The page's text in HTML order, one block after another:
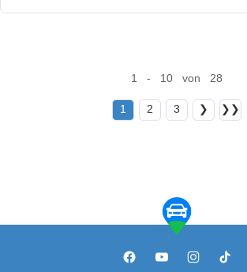
1 - 10 von 28
1 2 3 ❯ ❯❯